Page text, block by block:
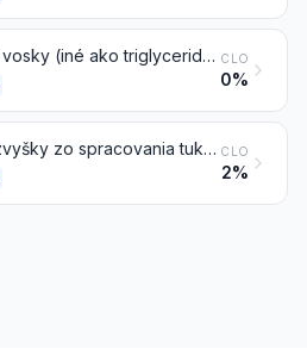
Rastlinné vosky (iné ako triglyceridy), včelí vosk, ostatné hmyzie vosky a spermacet, tiež rafinované alebo farbené CLO
0%
Degras; zvyšky zo spracovania tukových látok alebo živočíšnych alebo rastlinných voskov CLO
2%